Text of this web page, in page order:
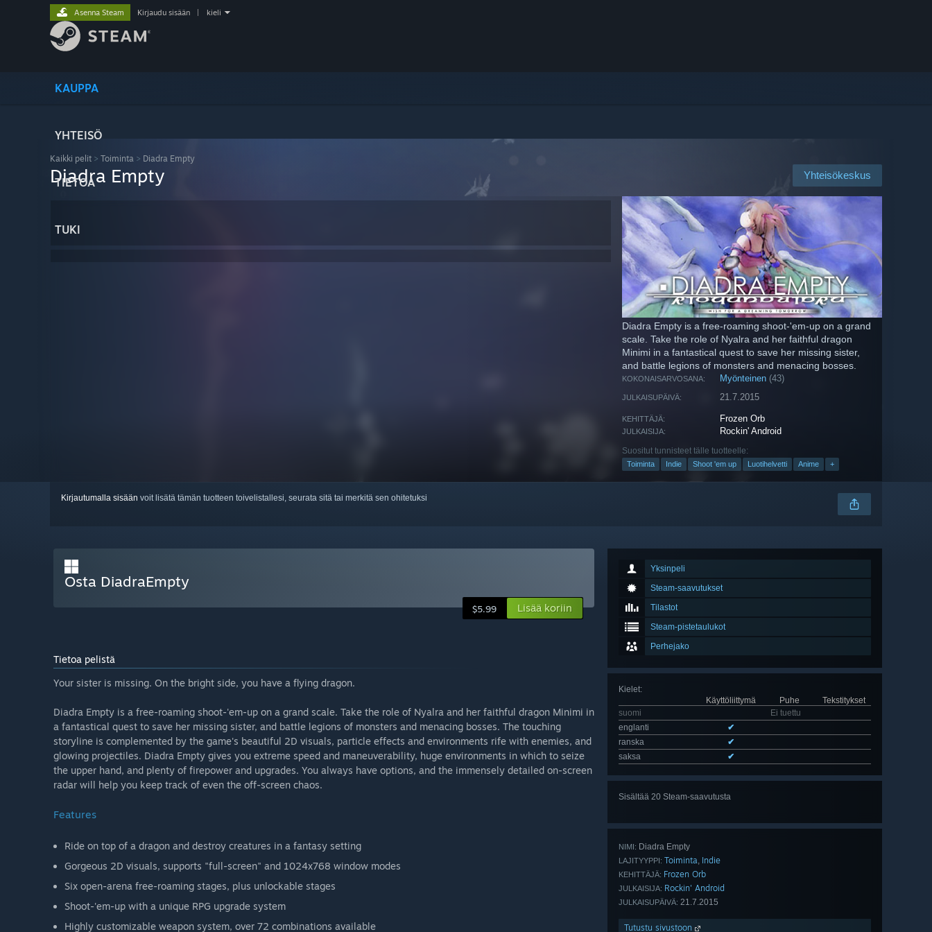
KAUPPA
YHTEISÖ
TIETOA
TUKI
Asenna Steam Kirjaudu sisään kieli
Kaikki pelit > Toiminta > Diadra Empty
Yhteisökeskus
Diadra Empty
Diadra Empty is a free-roaming shoot-'em-up on a grand
scale. Take the role of Nyalra and her faithful dragon
Minimi in a fantastical quest to save her missing sister,
and battle legions of monsters and menacing bosses.
KOKONAISARVOSANA: Myönteinen (43)
JULKAISUPÄIVÄ: 21.7.2015
KEHITTÄJÄ: Frozen Orb
JULKAISIJA: Rockin' Android
Suositut tunnisteet tälle tuotteelle:
Toiminta Indie Shoot 'em up Luotihelvetti Anime +
Kirjautumalla sisään voit lisätä tämän tuotteen toivelistallesi, seurata sitä tai merkitä sen ohitetuksi
Yksinpeli
Steam-saavutukset
Tilastot
Steam-pistetaulukot
Perhejako
Kielet:
Käyttöliittymä
Puhe
Tekstitykset
suomi
Ei tuettu
englanti
✔
ranska
✔
saksa
✔
Sisältää 20 Steam-saavutusta
NIMI: Diadra Empty
LAJITYYPPI: Toiminta, Indie
KEHITTÄJÄ: Frozen Orb
JULKAISIJA: Rockin' Android
JULKAISUPÄIVÄ: 21.7.2015
Tutustu sivustoon
Osta DiadraEmpty
$5.99 Lisää koriin
Tietoa pelistä
Your sister is missing. On the bright side, you have a flying dragon.
Diadra Empty is a free-roaming shoot-'em-up on a grand scale. Take the role of Nyalra and her faithful dragon Minimi in
a fantastical quest to save her missing sister, and battle legions of monsters and menacing bosses. The touching
storyline is complemented by the game's beautiful 2D visuals, particle effects and environments rife with enemies, and
glowing projectiles. Diadra Empty gives you extreme speed and maneuverability, huge environments in which to seize
the upper hand, and plenty of firepower and upgrades. You always have options, and the immensely detailed on-screen
radar will help you keep track of even the off-screen chaos.
Features
Ride on top of a dragon and destroy creatures in a fantasy setting
Gorgeous 2D visuals, supports "full-screen" and 1024x768 window modes
Six open-arena free-roaming stages, plus unlockable stages
Shoot-'em-up with a unique RPG upgrade system
Highly customizable weapon system, over 72 combinations available